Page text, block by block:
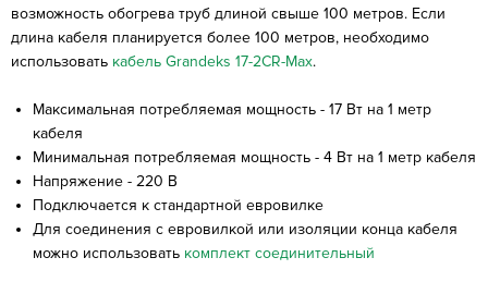
возможность обогрева труб длиной свыше 100 метров. Если
длина кабеля планируется более 100 метров, необходимо
использовать кабель Grandeks 17-2CR-Max.
Максимальная потребляемая мощность - 17 Вт на 1 метр
кабеля
Минимальная потребляемая мощность - 4 Вт на 1 метр кабеля
Напряжение - 220 В
Подключается к стандартной евровилке
Для соединения с евровилкой или изоляции конца кабеля
можно использовать комплект соединительный